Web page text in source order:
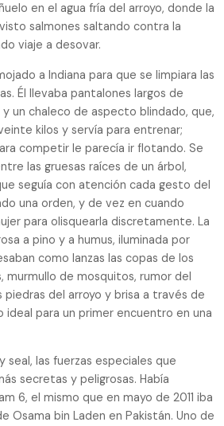
en el agua fría del arroyo, donde la
salmones saltando contra la
viaje a desovar.
a Indiana para que se limpiara las
Él llevaba pantalones largos de
y un chaleco de aspecto blindado, que,
kilos y servía para entrenar;
competir le parecía ir flotando. Se
las gruesas raíces de un árbol,
seguía con atención cada gesto del
una orden, y de vez en cuando
para olisquearla discretamente. La
a pino y a humus, iluminada por
como lanzas las copas de los
murmullo de mosquitos, rumor del
del arroyo y brisa a través de
ideal para un primer encuentro en una
seal, las fuerzas especiales que
secretas y peligrosas. Había
6, el mismo que en mayo de 2011 iba
Osama bin Laden en Pakistán. Uno de